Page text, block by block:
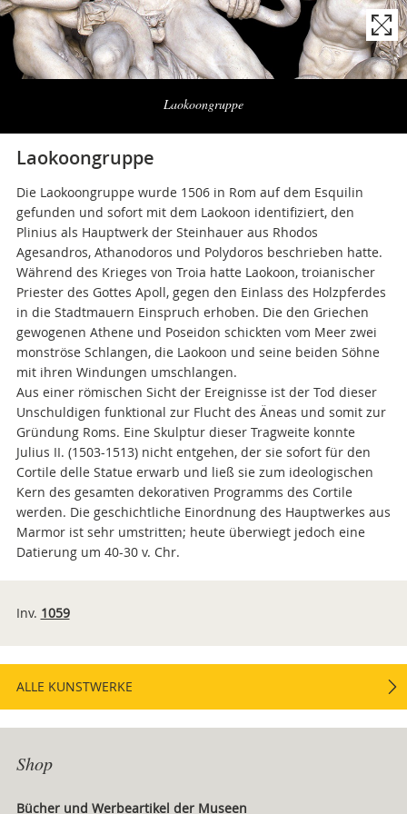
Laokoongruppe
Naviga
Laokoongruppe
Die Laokoongruppe wurde 1506 in Rom auf dem Esquilin
gefunden und sofort mit dem Laokoon identifiziert, den
Plinius als Hauptwerk der Steinhauer aus Rhodos
Agesandros, Athanodoros und Polydoros beschrieben hatte.
Während des Krieges von Troia hatte Laokoon, troianischer
Priester des Gottes Apoll, gegen den Einlass des Holzpferdes
in die Stadtmauern Einspruch erhoben. Die den Griechen
gewogenen Athene und Poseidon schickten vom Meer zwei
monströse Schlangen, die Laokoon und seine beiden Söhne
mit ihren Windungen umschlangen.
Aus einer römischen Sicht der Ereignisse ist der Tod dieser
Unschuldigen funktional zur Flucht des Äneas und somit zur
Gründung Roms. Eine Skulptur dieser Tragweite konnte
Julius II. (1503-1513) nicht entgehen, der sie sofort für den
Cortile delle Statue erwarb und ließ sie zum ideologischen
Kern des gesamten dekorativen Programms des Cortile
werden. Die geschichtliche Einordnung des Hauptwerkes aus
Marmor ist sehr umstritten; heute überwiegt jedoch eine
Datierung um 40-30 v. Chr.
Inv. 1059
ALLE KUNSTWERKE
Shop
Bücher und Werbeartikel der Museen